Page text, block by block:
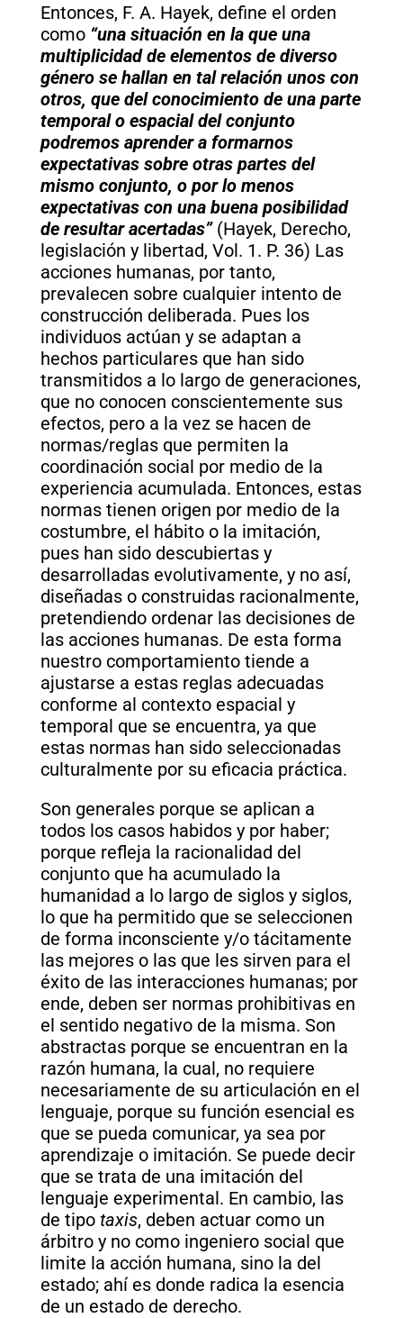
Entonces, F. A. Hayek, define el orden
como “una situación en la que una
multiplicidad de elementos de diverso
género se hallan en tal relación unos con
otros, que del conocimiento de una parte
temporal o espacial del conjunto
podremos aprender a formarnos
expectativas sobre otras partes del
mismo conjunto, o por lo menos
expectativas con una buena posibilidad
de resultar acertadas”(Hayek, Derecho,
legislación y libertad, Vol. 1. P. 36) Las
acciones humanas, por tanto,
prevalecen sobre cualquier intento de
construcción deliberada. Pues los
individuos actúan y se adaptan a
hechos particulares que han sido
transmitidos a lo largo de generaciones,
que no conocen conscientemente sus
efectos, pero a la vez se hacen de
normas/reglas que permiten la
coordinación social por medio de la
experiencia acumulada. Entonces, estas
normas tienen origen por medio de la
costumbre, el hábito o la imitación,
pues han sido descubiertas y
desarrolladas evolutivamente, y no así,
diseñadas o construidas racionalmente,
pretendiendo ordenar las decisiones de
las acciones humanas. De esta forma
nuestro comportamiento tiende a
ajustarse a estas reglas adecuadas
conforme al contexto espacial y
temporal que se encuentra, ya que
estas normas han sido seleccionadas
culturalmente por su eficacia práctica.
Son generales porque se aplican a
todos los casos habidos y por haber;
porque refleja la racionalidad del
conjunto que ha acumulado la
humanidad a lo largo de siglos y siglos,
lo que ha permitido que se seleccionen
de forma inconsciente y/o tácitamente
las mejores o las que les sirven para el
éxito de las interacciones humanas; por
ende, deben ser normas prohibitivas en
el sentido negativo de la misma. Son
abstractas porque se encuentran en la
razón humana, la cual, no requiere
necesariamente de su articulación en el
lenguaje, porque su función esencial es
que se pueda comunicar, ya sea por
aprendizaje o imitación. Se puede decir
que se trata de una imitación del
lenguaje experimental. En cambio, las
de tipo taxis, deben actuar como un
árbitro y no como ingeniero social que
limite la acción humana, sino la del
estado; ahí es donde radica la esencia
de un estado de derecho.